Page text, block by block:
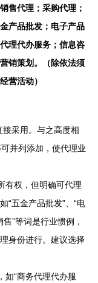
售代理；采购代理；
产品批发；电子产品
理代办服务；信息咨
销策划。（除依法须
营活动）
接采用。与之高度相
可并列添加，使代理业
有权，但明确可代理
“五金产品批发”、“电
售”等词是行业惯例，
身份进行。建议选择
如“商务代理代办服